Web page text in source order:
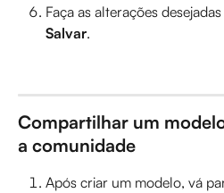
Faça as alterações
Salvar.
Compartilhar um
a comunidade
Após criar um modelo, vá